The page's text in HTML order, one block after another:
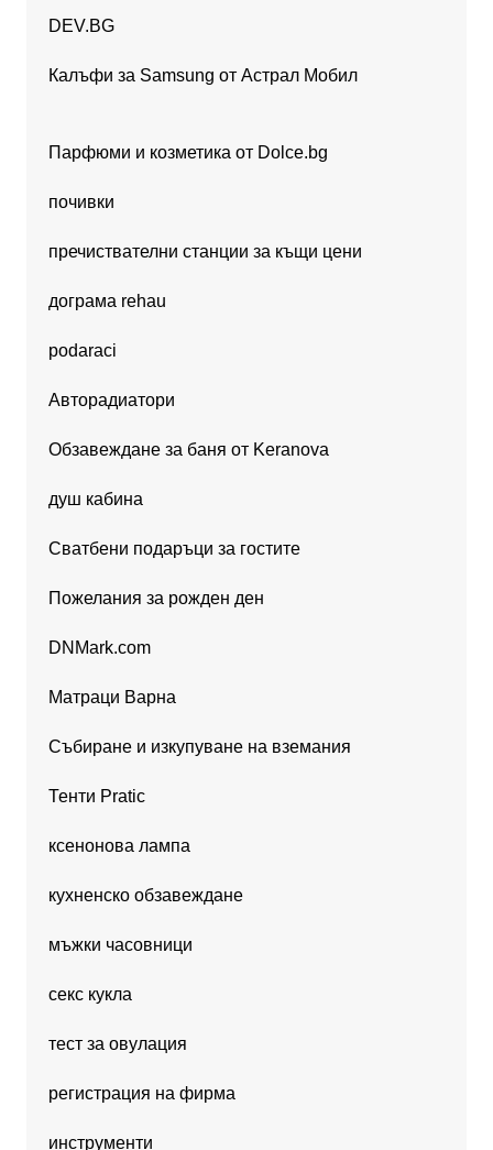
DEV.BG
Калъфи за Samsung от Астрал Мобил
Парфюми и козметика от Dolce.bg
почивки
пречиствателни станции за къщи цени
дограма rehau
podaraci
Авторадиатори
Обзавеждане за баня от Keranova
душ кабина
Сватбени подаръци за гостите
Пожелания за рожден ден
DNMark.com
Матраци Варна
Събиране и изкупуване на вземания
Тенти Pratic
ксенонова лампа
кухненско обзавеждане
мъжки часовници
секс кукла
тест за овулация
регистрация на фирма
инструменти